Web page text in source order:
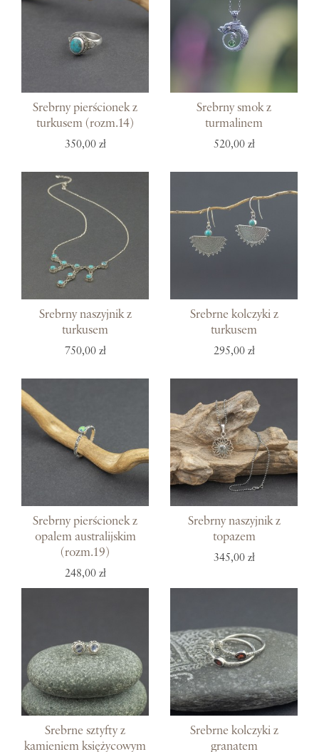
Srebrny pierścionek z
turkusem (rozm.14)
350,00 zł
Srebrny smok z
turmalinem
520,00 zł
Srebrny naszyjnik z
turkusem
750,00 zł
Srebrne kolczyki z
turkusem
295,00 zł
Srebrny pierścionek z
opalem australijskim
(rozm.19)
248,00 zł
Srebrny naszyjnik z
topazem
345,00 zł
Srebrne sztyfty z
kamieniem księżycowym
Srebrne kolczyki z
granatem